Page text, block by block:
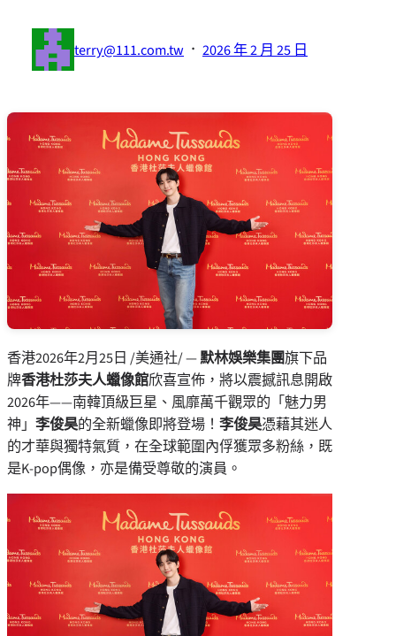
terry@111.com.tw · 2026 年 2 月 25 日
香港2026年2月25日 /美通社/ —默林娛樂集團旗下品
牌香港杜莎夫人蠟像館欣喜宣佈，將以震撼訊息開啟
2026年——南韓頂級巨星、風靡萬千觀眾的「魅力男
神」 李俊昊的全新蠟像即將登場！ 李俊昊憑藉其迷人
的才華與獨特氣質，在全球範圍內俘獲眾多粉絲，既
是K-pop偶像，亦是備受尊敬的演員。